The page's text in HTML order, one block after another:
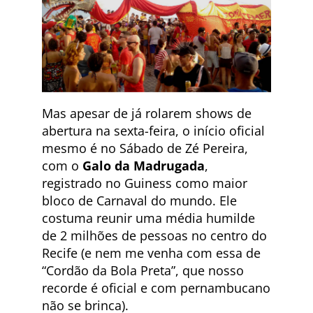
Mas apesar de já rolarem shows de
abertura na sexta-feira, o início oficial
mesmo é no Sábado de Zé Pereira,
com o Galo da Madrugada,
registrado no Guiness como maior
bloco de Carnaval do mundo. Ele
costuma reunir uma média humilde
de 2 milhões de pessoas no centro do
Recife (e nem me venha com essa de
“Cordão da Bola Preta”, que nosso
recorde é oficial e com pernambucano
não se brinca).